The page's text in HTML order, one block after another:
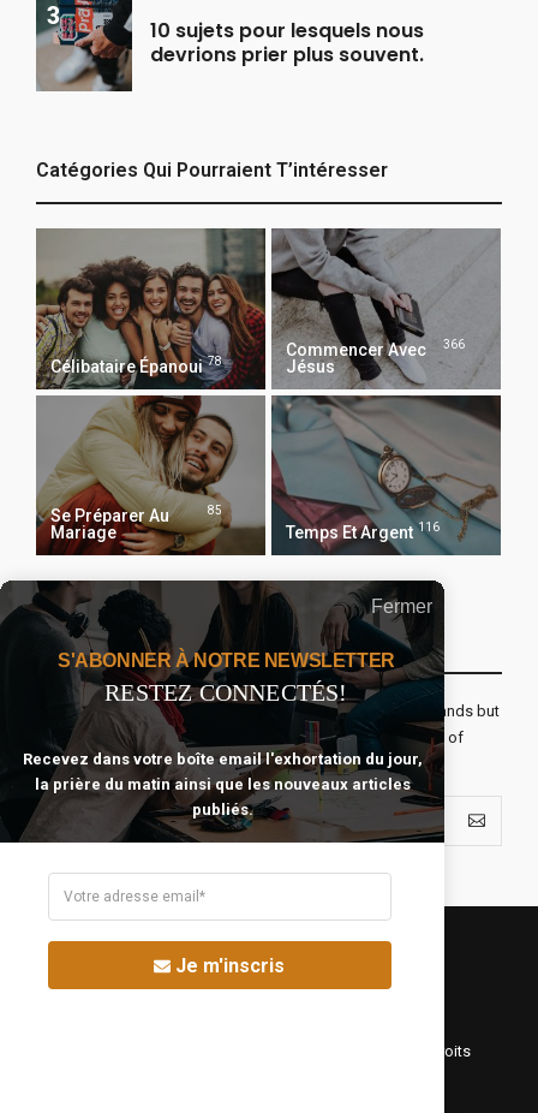
10 sujets pour lesquels nous
devrions prier plus souvent.
Catégories Qui Pourraient T’intéresser
Célibataire Épanoui 78
Commencer Avec
Jésus
366
Se Préparer Au
Mariage
85
Temps Et Argent 116
Recevoir Notre Newsletter Chaque Matin
The real voyage of discovery consists not in seeking new lands but
seeing with new eyes. All journeys have secret destinations of
which the traveler is unaware.
©Fréquence Chrétienne Production 2016-2025. Tous droits
Fermer
S'ABONNER À NOTRE NEWSLETTER
RESTEZ CONNECTÉS!
Recevez dans votre boîte email l'exhortation du jour,
la prière du matin ainsi que les nouveaux articles
publiés.
Je m'inscris